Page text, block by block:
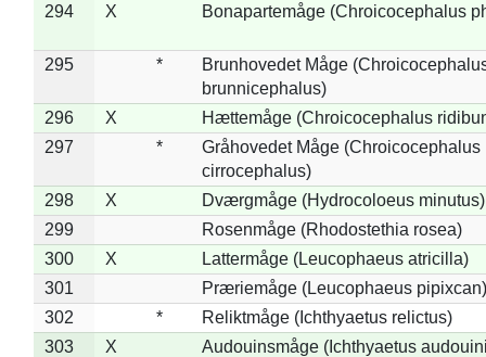
294
X Bonapartemåge (Chroicocephalus
295 *
Brunhovedet Måge
brunnicephalus)
296
X
Hættemåge (Chroicocephalus
297
*
Gråhovedet Måge (Chroicocephalus
cirrocephalus)
298
X
Dværgmåge (Hydrocoloeus minutus)
299
Rosenmåge (Rhodostethia rosea)
300
X
Lattermåge (Leucophaeus atricilla)
301
Præriemåge (Leucophaeus pipixcan)
302
*
Reliktmåge (Ichthyaetus relictus)
303
X
Audouinsmåge (Ichthyaetus